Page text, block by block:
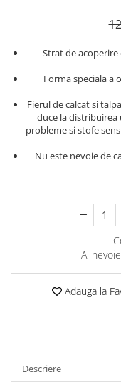
Strat de
Forma speciala
Fierul de calcat si
duce la distribuirea
probleme si stofe
Nu este nevoie de
Ai
Adauga la
Descriere